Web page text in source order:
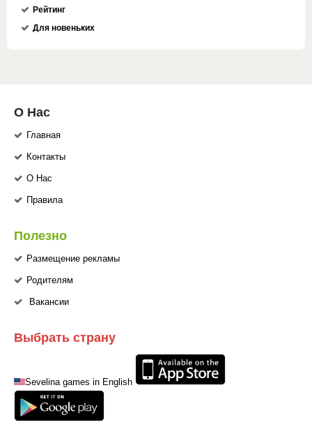
Рейтинг
Для новеньких
О Нас
Главная
Контакты
О Нас
Правила
Полезно
Размещение рекламы
Родителям
Вакансии
Выбрать страну
Sevelina games in English